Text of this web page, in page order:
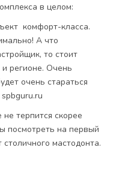
в целом:
комфорт-класса.
А что
то стоит
регионе. Очень
очень стараться
терпится скорее
посмотреть на первый
мастодонта.